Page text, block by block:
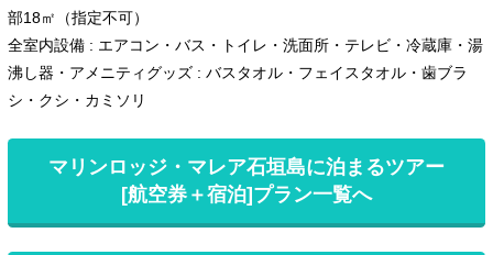
部18㎡（指定不可）
全室内設備 : エアコン・バス・トイレ・洗面所・テレビ・冷蔵庫・湯
沸し器・アメニティグッズ : バスタオル・フェイスタオル・歯ブラ
シ・クシ・カミソリ
マリンロッジ・マレア石垣島に泊まるツアー
[航空券＋宿泊]プラン一覧へ